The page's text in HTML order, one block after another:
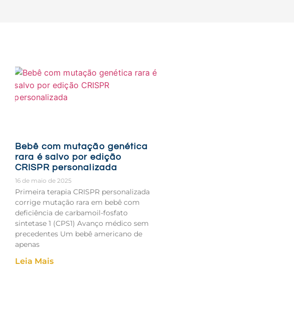
Bebê com mutação genética
rara é salvo por edição
CRISPR personalizada
16 de maio de 2025
Primeira terapia CRISPR personalizada
corrige mutação rara em bebê com
deficiência de carbamoil-fosfato
sintetase 1 (CPS1) Avanço médico sem
precedentes Um bebê americano de
apenas
Leia Mais